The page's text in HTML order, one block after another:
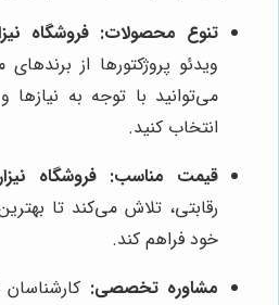
تنوع محصولات: فروشگاه
ویدئو پروژکتورها از
می‌توانید با توجه به
انتخاب کنید.
قیمت مناسب: فروشگاه
رقابتی، تلاش می‌کند تا
خود فراهم کند.
مشاوره تخصصی: کارشناسان